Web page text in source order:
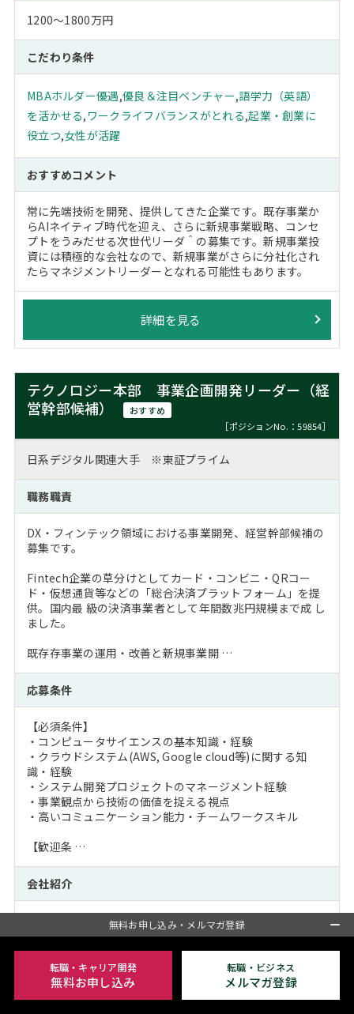
1200～1800万円
こだわり条件
MBAホルダー優遇,優良＆注目ベンチャー,語学力（英語）
を活かせる, ワークライフバランスがとれる,起業・創業に
役立つ,女性が活躍
おすすめコメント
常に先端技術を開発、提供してきた企業です。既存事業か
らAIネイティブ時代を迎え、さらに新規事業戦略、コンセ
プトをうみだせる次世代リーダ＾の募集です。新規事業投
資には積極的な会社なので、新規事業がさらに分社化され
たらマネジメントリーダーとなれる可能性もあります。
詳細を見る
テクノロジー本部 事業企画開発リーダー（経
営幹部候補）
おすすめ
［ポジションNo.：59854］
日系デジタル関連大手 ※東証プライム
職務職責
DX・フィンテック領域における事業開発、経営幹部候補の
募集です。
Fintech企業の草分けとしてカード・コンビニ・QRコー
ド・仮想通貨等などの「総合決済プラットフォーム」を提
供。国内最 級の決済事業者として年間数兆円規模まで成 し
ました。
既存存事業の運用・改善と新規事業開 …
応募条件
【必須条件】
・コンピュータサイエンスの基本知識・経験
・クラウドシステム(AWS, Google cloud等)に関する知
識・経験
・システム開発プロジェクトのマネージメント経験
・事業観点から技術の価値を捉える視点
・高いコミュニケーション能力・チームワークスキル
【歓迎条 …
会社紹介
インターネットとともに時代を創ってきた、東証プライム
上場の大手デジタル先端企業です。WEB３、ESGの社会実
装など、非連続な事業創出により、さらなる成長が期待さ
れます。また、次世代に向けたコア技術をもつ国内外のベ
ンチャー企業を対象としたVCや、オープンイノベーション
無料お申し込み・メルマガ登録
転職・キャリア開発
無料お申し込み
転職・ビジネス
メルマガ登録